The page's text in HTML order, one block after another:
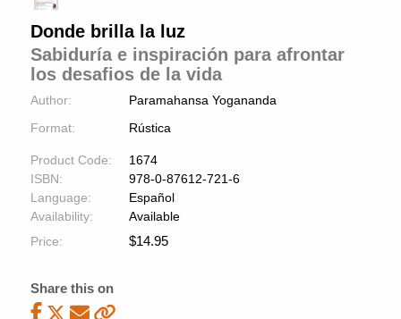
Donde brilla la luz
Sabiduría e inspiración para afrontar
los desafios de la vida
Author:
Paramahansa Yogananda
Format:
Rústica
Product Code:
1674
ISBN:
978-0-87612-721-6
Language:
Español
Availability:
Available
Price:
$14.95
Share this on